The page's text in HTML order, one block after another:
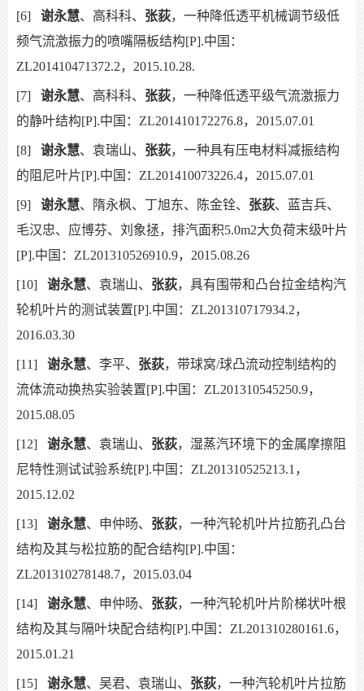
[6] 谢永慧、高科科、 张荻，一种降低透平机械调节级低
频气流激振力的喷嘴隔板结构[P].中国：
ZL201410471372.2，2015.10.28.
[7] 谢永慧、高科科、 张荻，一种降低透平级气流激振力
的静叶结构[P].中国：ZL201410172276.8，2015.07.01
[8] 谢永慧、袁瑞山、 张荻，一种具有压电材料减振结构
的阻尼叶片[P].中国：ZL201410073226.4，2015.07.01
[9] 谢永慧、隋永枫、丁旭东、陈金铨、 张荻、蓝吉兵、
毛汉忠、应博芬、刘象拯，排汽面积5.0m2大负荷末级叶片
[P].中国：ZL201310526910.9，2015.08.26
[10] 谢永慧、袁瑞山、 张荻，具有围带和凸台拉金结构汽
轮机叶片的测试装置[P].中国：ZL201310717934.2，
2016.03.30
[11] 谢永慧、李平、 张荻，带球窝/球凸流动控制结构的
流体流动换热实验装置[P].中国：ZL201310545250.9，
2015.08.05
[12] 谢永慧、袁瑞山、 张荻，湿蒸汽环境下的金属摩擦阻
尼特性测试试验系统[P].中国：ZL201310525213.1，
2015.12.02
[13] 谢永慧、申仲旸、 张荻，一种汽轮机叶片拉筋孔凸台
结构及其与松拉筋的配合结构[P].中国：
ZL201310278148.7，2015.03.04
[14] 谢永慧、申仲旸、 张荻，一种汽轮机叶片阶梯状叶根
结构及其与隔叶块配合结构[P].中国：ZL201310280161.6，
2015.01.21
[15] 谢永慧、吴君、袁瑞山、 张荻，一种汽轮机叶片拉筋